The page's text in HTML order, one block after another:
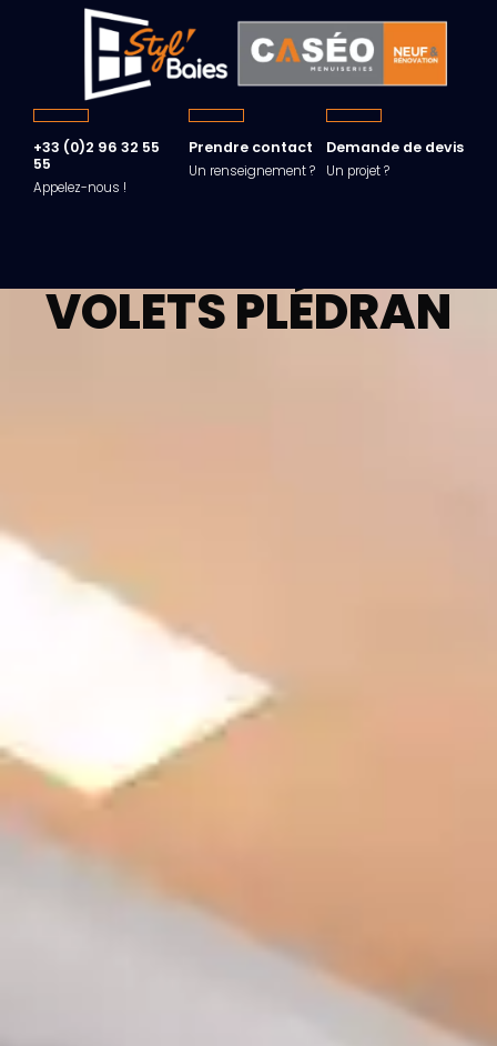
+33 (0)2 96 32 55
55
Appelez-nous !
Prendre contact
Un renseignement ?
Demande de devis
Un projet ?
VOLETSPLÉDRAN